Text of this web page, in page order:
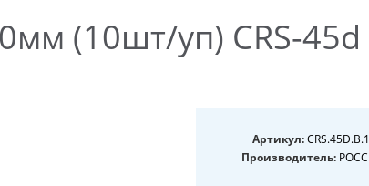
(10шт/уп) СRS-45d
Артикул:
Производитель: